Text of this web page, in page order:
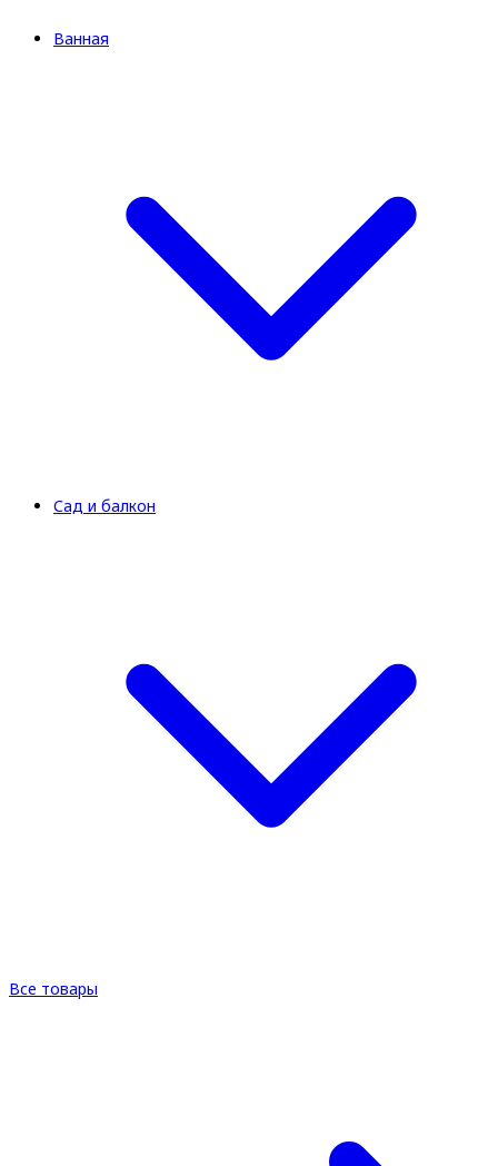
Ванная
Сад и балкон
Все товары